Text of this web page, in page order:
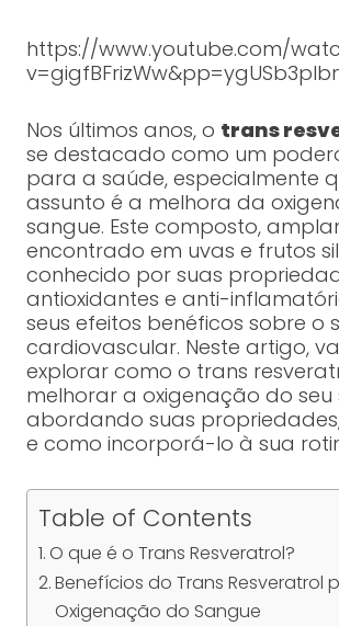
https://www.youtube.com/
Nos últimos anos, o trans
se destacado como um
para a saúde, especialmente
assunto é a melhora da
sangue. Este composto,
encontrado em uvas e frutos
conhecido por suas
antioxidantes e anti-
seus efeitos benéficos sobre o
cardiovascular. Neste artigo,
explorar como o trans
melhorar a oxigenação do seu
abordando suas
e como incorporá-lo à sua
Table of Contents
O que é o Trans Resveratrol?
Benefícios do Trans Resveratrol
Oxigenação do Sangue